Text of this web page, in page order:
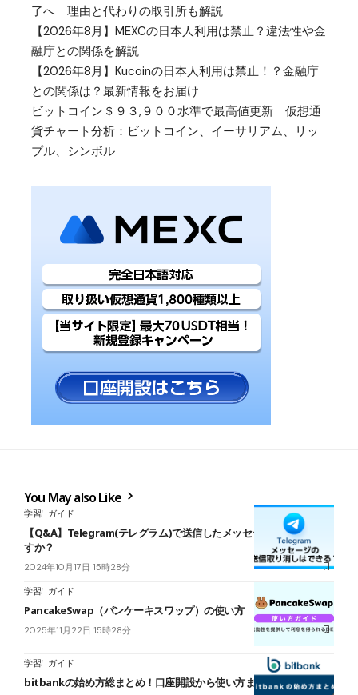
了へ 理由と代わりの取引所も解説
【2026年8月】MEXCの日本人利用は禁止？違法性や金
融庁との関係を解説
【2026年8月】Kucoinの日本人利用は禁止！？金融庁
との関係は？最新情報をお届け
ビットコイン＄９３,９００水準で最高値更新 仮想通
貨チャート分析：ビットコイン、イーサリアム、リッ
プル、シンボル
You May also Like
学習 ガイド
【Q&A】Telegram(テレグラム)で送信したメッセージを取り消せま
すか？
2024年10月17日 15時28分
学習 ガイド
PancakeSwap（パンケーキスワップ）の使い方
2025年11月22日 15時28分
学習 ガイド
bitbankの始め方総まとめ！口座開設から使い方まで徹底解説！